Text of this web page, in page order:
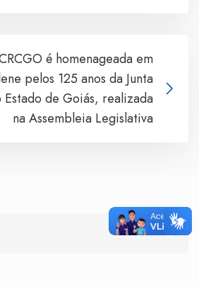
é homenageada em
pelos 125 anos da Junta
de Goiás, realizada
na Assembleia Legislativa